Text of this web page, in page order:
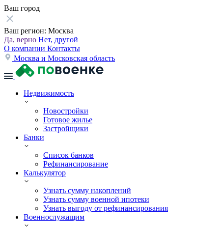
Ваш город
Ваш регион: Москва
Да, верно Нет, другой
О компании Контакты
Москва и Московская область
Недвижимость
Новостройки
Готовое жилье
Застройщики
Банки
Список банков
Рефинансирование
Калькулятор
Узнать сумму накоплений
Узнать сумму военной ипотеки
Узнать выгоду от рефинансирования
Военнослужащим